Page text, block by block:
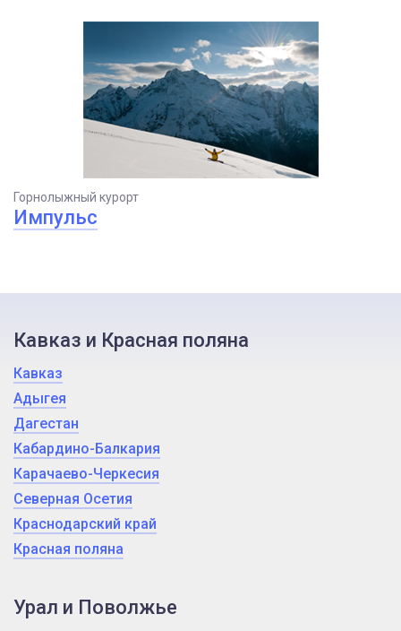
Горнолыжный курорт
Импульс
Кавказ и Красная поляна
Кавказ
Адыгея
Дагестан
Кабардино-Балкария
Карачаево-Черкесия
Северная Осетия
Краснодарский край
Красная поляна
Урал и Поволжье